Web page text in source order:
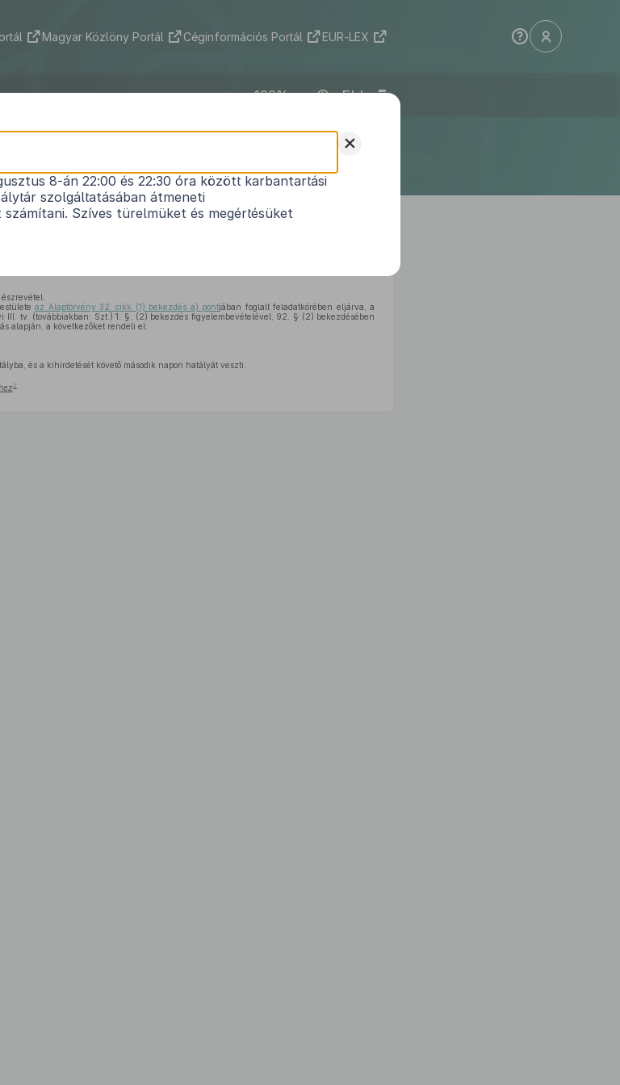
Magyar Közlöny Portál Céginformációs Portál EUR-LEX
ELI
Önkormányzata Képviselő-
(VIII. 21.) önkormányzati rendelete
szóló2/2024. (II.7.) önkormányzati
az Alaptörvény 32. cikk (1) bekezdés a) pontjában foglalt feladatkörében eljárva, a
III. tv. (továbbiakban: Szt.) 1. §. (2) bekezdés figyelembevételével, 92. § (2) bekezdésében
alapján, a következőket rendeli el:
és a kihirdetését követő második napon hatályát veszti.
2
+
8-án 22:00 és 22:30 óra között karbantartási
szolgáltatásában átmeneti
Szíves türelmüket és megértésüket